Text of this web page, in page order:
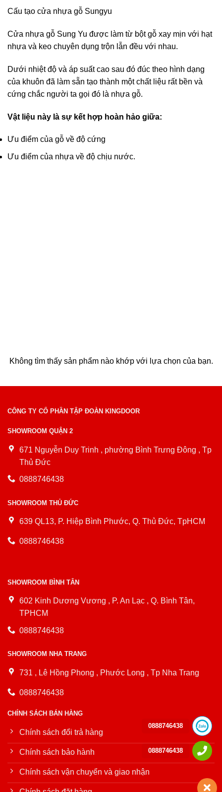
Cấu tạo cửa nhựa gỗ Sungyu
Cửa nhựa gỗ Sung Yu được làm từ bột gỗ xay mịn với hạt
nhựa và keo chuyên dụng trộn lẫn đều với nhau.
Dưới nhiệt độ và áp suất cao sau đó đúc theo hình dạng
của khuôn đã làm sẵn tạo thành một chất liệu rất bền và
cứng chắc người ta gọi đó là nhựa gỗ.
Vật liệu này là sự kết hợp hoàn hảo giữa:
Ưu điểm của gỗ về độ cứng
Ưu điểm của nhựa về độ chịu nước.
Không tìm thấy sản phẩm nào khớp với lựa chọn của bạn.
CÔNG TY CỔ PHẦN TẬP ĐOÀN KINGDOOR
SHOWROOM QUẬN 2
671 Nguyễn Duy Trinh , phường Bình Trưng Đông , Tp
Thủ Đức
0888746438
SHOWROOM THỦ ĐỨC
639 QL13, P. Hiệp Bình Phước, Q. Thủ Đức, TpHCM
0888746438
SHOWROOM BÌNH TÂN
602 Kinh Dương Vương , P. An Lạc , Q. Bình Tân,
TPHCM
0888746438
SHOWROOM NHA TRANG
731 , Lê Hồng Phong , Phước Long , Tp Nha Trang
0888746438
CHÍNH SÁCH BÁN HÀNG
Chính sách đổi trả hàng
Chính sách bảo hành
Chính sách vận chuyển và giao nhận
0888746438
0888746438